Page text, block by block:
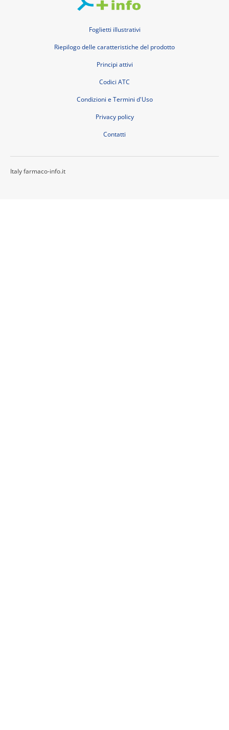
Foglietti illustrativi
Riepilogo delle caratteristiche del prodotto
Principi attivi
Codici ATC
Condizioni e Termini d'Uso
Privacy policy
Contatti
Italy farmaco-info.it